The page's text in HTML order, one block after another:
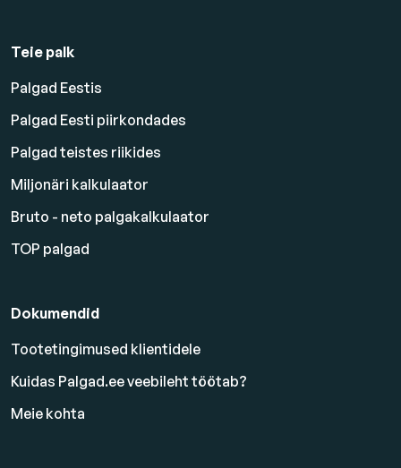
Teie palk
Palgad Eestis
Palgad Eesti piirkondades
Palgad teistes riikides
Miljonäri kalkulaator
Bruto - neto palgakalkulaator
TOP palgad
Dokumendid
Tootetingimused klientidele
Kuidas Palgad.ee veebileht töötab?
Meie kohta